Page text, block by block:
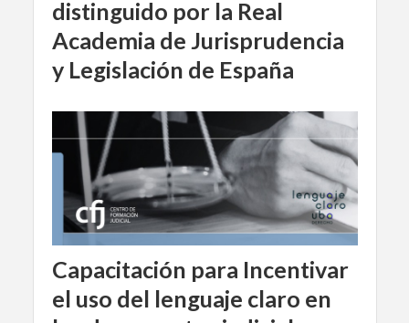
distinguido por la Real
Academia de Jurisprudencia
y Legislación de España
Capacitación para Incentivar
el uso del lenguaje claro en